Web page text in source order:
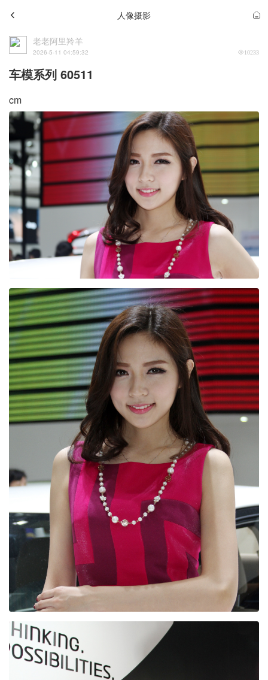
人像摄影
老老阿里羚羊
2026-5-11 04:59:32 10233
车模系列 60511
cm